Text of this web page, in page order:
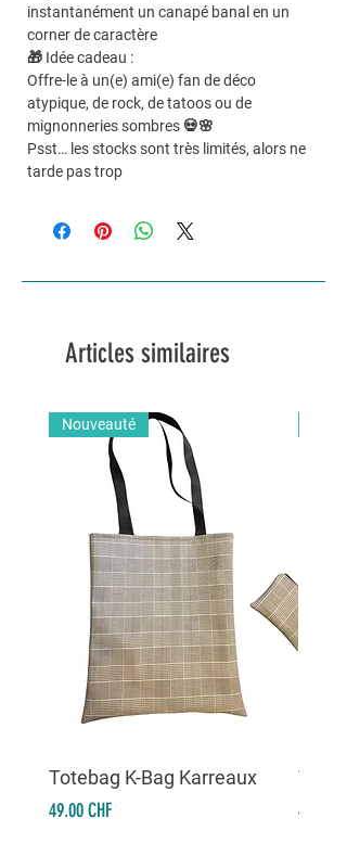
instantanément un canapé banal en un
corner de caractère
🎁 Idée cadeau :
Offre-le à un(e) ami(e) fan de déco
atypique, de rock, de tatoos ou de
mignonneries sombres 💀🌸
Psst… les stocks sont très limités, alors ne
tarde pas trop
Articles similaires
Nouveauté
Totebag K-Bag Karreaux
Prix
49.00 CHF Prix
49.00